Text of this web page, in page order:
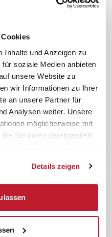
Inhalte und Anzeigen zu
soziale Medien anbieten
unsere Website zu
wir Informationen zu Ihrer
an unsere Partner für
Analysen weiter. Unsere
möglicherweise mit
Sie ihnen bereitgestellt
Ihrer Nutzung der
Details zeigen
JAV-Wahl
Folgen Sie uns
Sicherheit durch geprüfte
Qualität!
Impressum